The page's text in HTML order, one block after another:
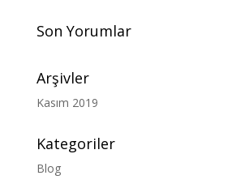
Son Yorumlar
Arşivler
Kasım 2019
Kategoriler
Blog